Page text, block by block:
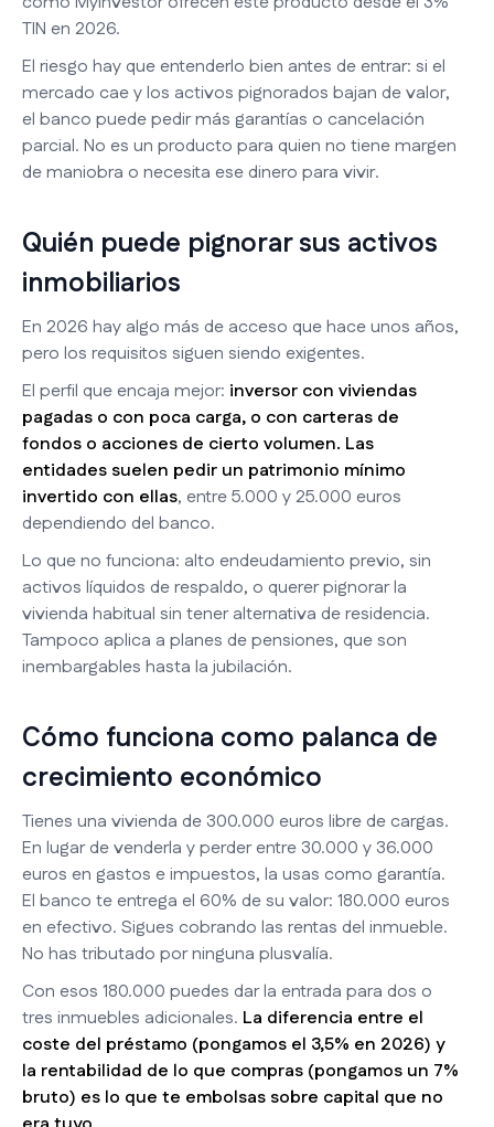
TIN en 2026.
El riesgo hay que entenderlo bien antes de entrar: si el
mercado cae y los activos pignorados bajan de valor,
el banco puede pedir más garantías o cancelación
parcial. No es un producto para quien no tiene margen
de maniobra o necesita ese dinero para vivir.
Quién puede pignorar sus activos
inmobiliarios
En 2026 hay algo más de acceso que hace unos años,
pero los requisitos siguen siendo exigentes.
El perfil que encaja mejor: inversor con viviendas
pagadas o con poca carga, o con carteras de
fondos o acciones de cierto volumen. Las
entidades suelen pedir un patrimonio mínimo
invertido con ellas, entre 5.000 y 25.000 euros
dependiendo del banco.
Lo que no funciona: alto endeudamiento previo, sin
activos líquidos de respaldo, o querer pignorar la
vivienda habitual sin tener alternativa de residencia.
Tampoco aplica a planes de pensiones, que son
inembargables hasta la jubilación.
Cómo funciona como palanca de
crecimiento económico
Tienes una vivienda de 300.000 euros libre de cargas.
En lugar de venderla y perder entre 30.000 y 36.000
euros en gastos e impuestos, la usas como garantía.
El banco te entrega el 60% de su valor: 180.000 euros
en efectivo. Sigues cobrando las rentas del inmueble.
No has tributado por ninguna plusvalía.
Con esos 180.000 puedes dar la entrada para dos o
tres inmuebles adicionales. La diferencia entre el
coste del préstamo (pongamos el 3,5% en 2026) y
la rentabilidad de lo que compras (pongamos un 7%
bruto) es lo que te embolsas sobre capital que no